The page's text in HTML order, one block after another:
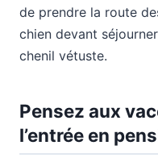
de prendre la route
chien devant
chenil vétuste.
Pensez aux
l’entrée en